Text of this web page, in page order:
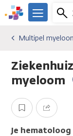
Overslaan
en
gaan
We
er
je.
Kanker.nl
Menu
Kankersoorten
Multipel
Diagnose
Multipel
myeloom
Opslaan Delen
Je